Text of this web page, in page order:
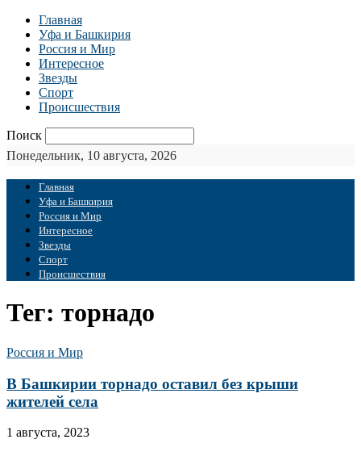
Главная
Уфа и Башкирия
Россия и Мир
Интересное
Звезды
Спорт
Происшествия
Поиск
Понедельник, 10 августа, 2026
Главная
Уфа и Башкирия
Россия и Мир
Интересное
Звезды
Спорт
Происшествия
Тег: торнадо
Россия и Мир
В Башкирии торнадо оставил без крыши
жителей села
1 августа, 2023